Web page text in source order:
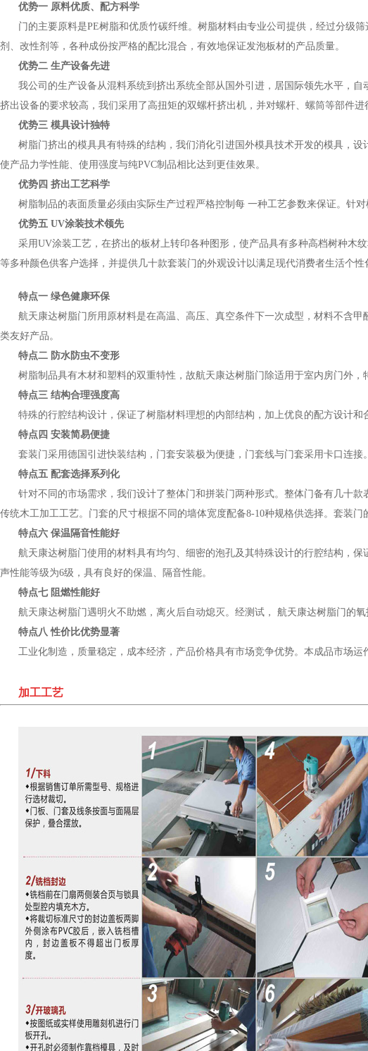
优势一 原料优质、配方科学
门的主要原料是PE树脂和优质竹碳纤维。树脂材料由专业公司提供，经过分级
剂、改性剂等，各种成份按严格的配比混合，有效地保证发泡板材的产品质量。
优势二 生产设备先进
我公司的生产设备从混料系统到挤出系统全部从国外引进，居国际领先水平，
挤出设备的要求较高，我们采用了高扭矩的双螺杆挤出机，并对螺杆、螺筒等部件
优势三 模具设计独特
树脂门挤出的模具具有特殊的结构，我们消化引进国外模具技术开发的模具，
使产品力学性能、使用强度与纯PVC制品相比达到更佳效果。
优势四 挤出工艺科学
树脂制品的表面质量必须由实际生产过程严格控制每 一种工艺参数来保证。针
优势五 UV涂装技术领先
采用UV涂装工艺，在挤出的板材上转印各种图形，使产品具有多种高档树种木
等多种颜色供客户选择，并提供几十款套装门的外观设计以满足现代消费者生活个性
特点一 绿色健康环保
航天康达树脂门所用原材料是在高温、高压、真空条件下一次成型，材料不含
类友好产品。
特点二 防水防虫不变形
树脂制品具有木材和塑料的双重特性，故航天康达树脂门除适用于室内房门外
特点三 结构合理强度高
特殊的行腔结构设计，保证了树脂材料理想的内部结构，加上优良的配方设计和
特点四 安装简易便捷
套装门采用德国引进快装结构，门套安装极为便捷，门套线与门套采用卡口连接。
特点五 配套选择系列化
针对不同的市场需求，我们设计了整体门和拼装门两种形式。整体门备有几十
传统木工加工工艺。门套的尺寸根据不同的墙体宽度配备8-10种规格供选择。套装门
特点六 保温隔音性能好
航天康达树脂门使用的材料具有均匀、细密的泡孔及其特殊设计的行腔结构，
声性能等级为6级，具有良好的保温、隔音性能。
特点七 阻燃性能好
航天康达树脂门遇明火不助燃，离火后自动熄灭。经测试， 航天康达树脂门的
特点八 性价比优势显著
工业化制造，质量稳定，成本经济，产品价格具有市场竞争优势。本成品市场
加工工艺